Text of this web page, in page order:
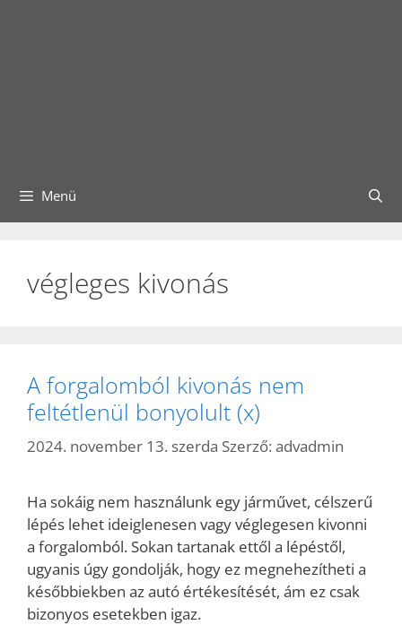
Menü
végleges kivonás
A forgalomból kivonás nem
feltétlenül bonyolult (x)
2024. november 13. szerda Szerző: advadmin
Ha sokáig nem használunk egy járművet, célszerű
lépés lehet ideiglenesen vagy véglegesen kivonni
a forgalomból. Sokan tartanak ettől a lépéstől,
ugyanis úgy gondolják, hogy ez megnehezítheti a
későbbiekben az autó értékesítését, ám ez csak
bizonyos esetekben igaz.